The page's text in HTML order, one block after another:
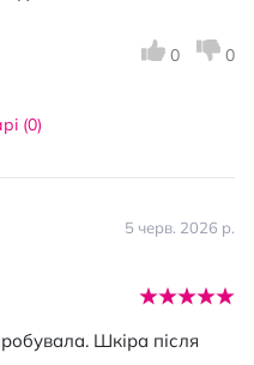
(0)
0 0
5 черв. 2026 р.
Шкіра після